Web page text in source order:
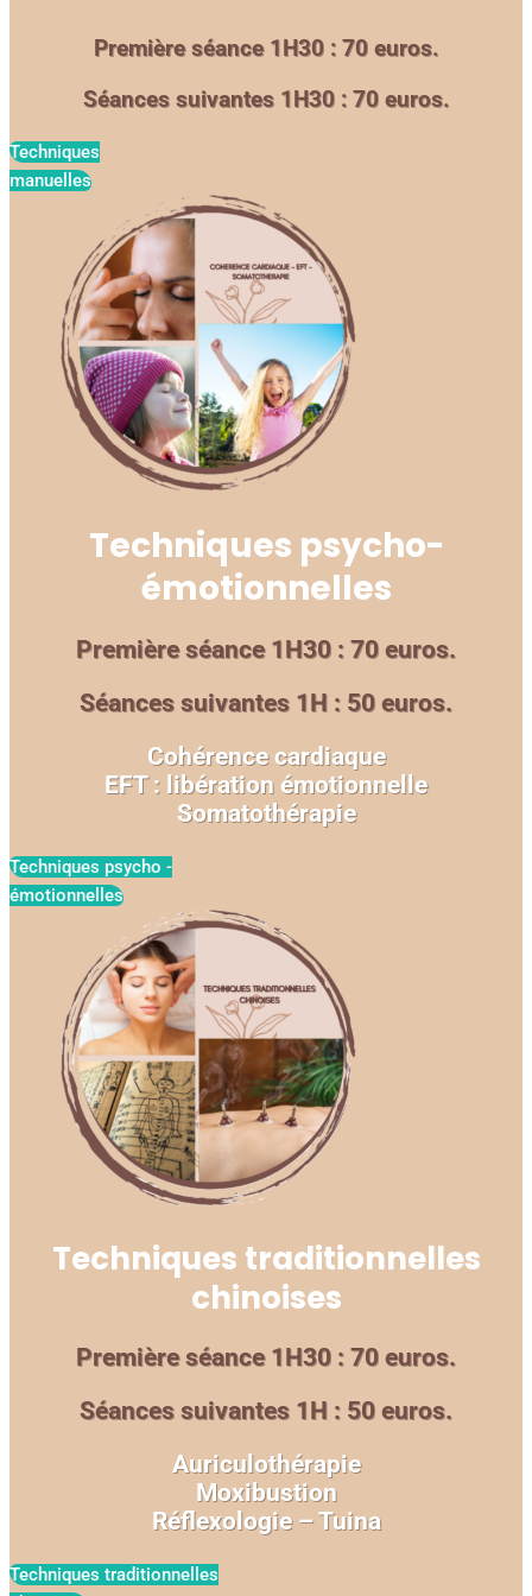
Première séance 1H30 : 70 euros.
Séances suivantes 1H30 : 70 euros.
Techniques
manuelles
Techniques psycho-
émotionnelles
Première séance 1H30 : 70 euros.
Séances suivantes 1H : 50 euros.
Cohérence cardiaque
EFT : libération émotionnelle
Somatothérapie
Techniques psycho -
émotionnelles
Techniques traditionnelles
chinoises
Première séance 1H30 : 70 euros.
Séances suivantes 1H : 50 euros.
Auriculothérapie
Moxibustion
Réflexologie – Tuina
Techniques traditionnelles